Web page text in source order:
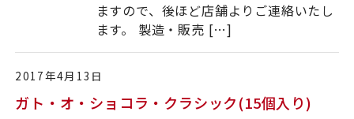
ますので、後ほど店舗よりご連絡いたし
ます。 製造・販売 […]
2017年4月13日
ガト・オ・ショコラ・クラシック(15個入り)